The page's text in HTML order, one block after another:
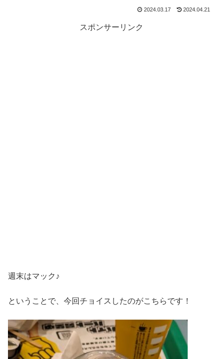
2024.03.17 2024.04.21
スポンサーリンク
週末はマック♪
ということで、今回チョイスしたのがこちらです！